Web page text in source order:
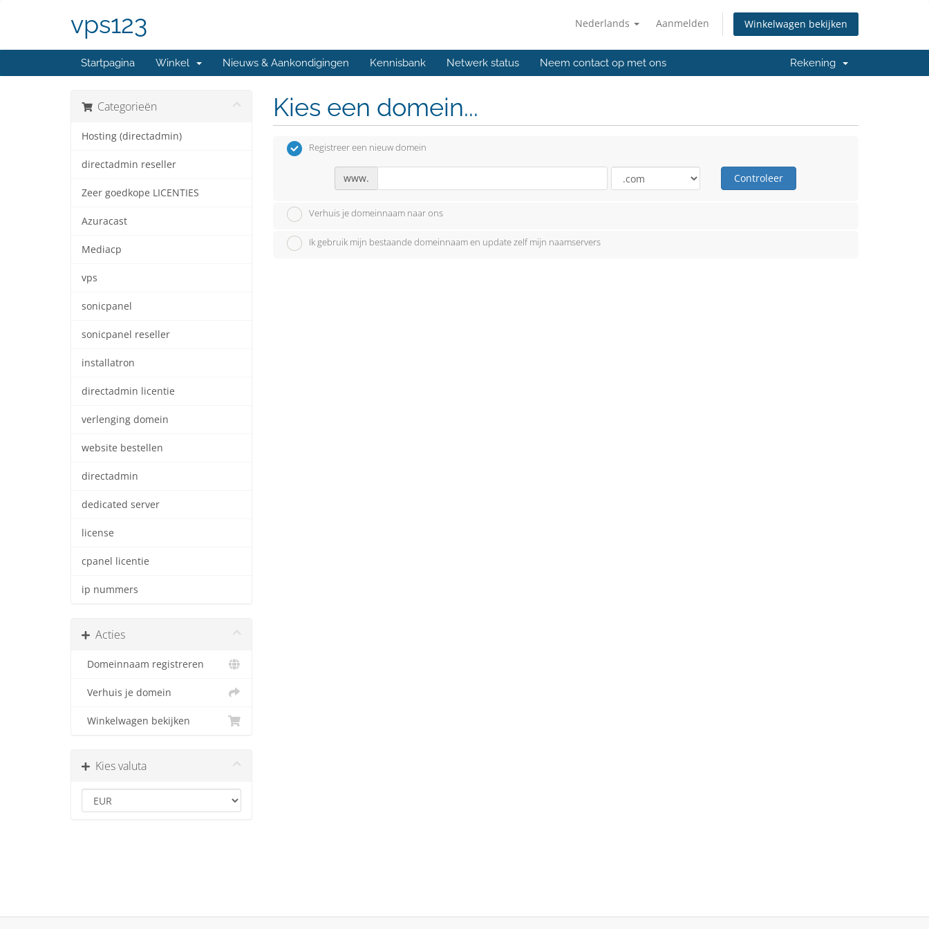
Nederlands Aanmelden Winkelwagen bekijken
vps123
Startpagina Winkel Nieuws & Aankondigingen Kennisbank Netwerk status Neem contact op met ons Rekening
Categorieën
Hosting (directadmin)
directadmin reseller
Zeer goedkope LICENTIES
Azuracast
Mediacp
vps
sonicpanel
sonicpanel reseller
installatron
directadmin licentie
verlenging domein
website bestellen
directadmin
dedicated server
license
cpanel licentie
ip nummers
Acties
Domeinnaam registreren
Verhuis je domein
Winkelwagen bekijken
Kies valuta
Kies een domein...
Registreer een nieuw domein
www. Controleer
Verhuis je domeinnaam naar ons
Ik gebruik mijn bestaande domeinnaam en update zelf mijn naamservers